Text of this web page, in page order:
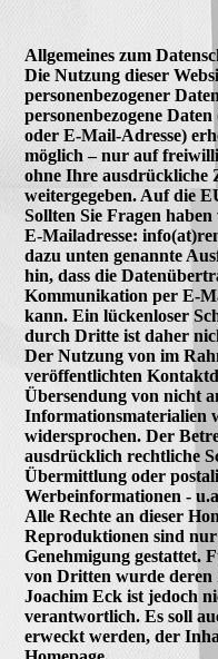
Allgemeines zum
Die Nutzung dieser
personenbezogener
personenbezogene
oder E-Mail-Adresse)
möglich – nur auf
ohne Ihre ausdrückliche
weitergegeben. Auf die
Sollten Sie Fragen
E-Mailadresse:
dazu unten genannte
hin, dass die
Kommunikation per E-
kann. Ein lückenloser
durch Dritte ist daher
Der Nutzung von im
veröffentlichten
Übersendung von nicht
Informationsmaterialien
widersprochen. Der
ausdrücklich rechtliche
Übermittlung oder
Werbeinformationen -
Alle Rechte an dieser
Reproduktionen sind
Genehmigung gestattet.
von Dritten wurde deren
Joachim Eck ist jedoch
verantwortlich. Es soll
erweckt werden, der